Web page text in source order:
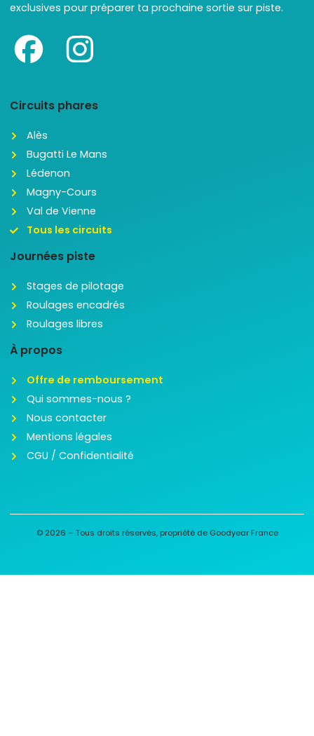
exclusives pour préparer ta prochaine sortie sur piste.
Circuits phares
Alès
Bugatti Le Mans
Lédenon
Magny-Cours
Val de Vienne
Tous les circuits
Journées piste
Stages de pilotage
Roulages encadrés
Roulages libres
À propos
Offre de remboursement
Qui sommes-nous ?
Nous contacter
Mentions légales
CGU / Confidentialité
© 2026 – Tous droits réservés, propriété de Goodyear France